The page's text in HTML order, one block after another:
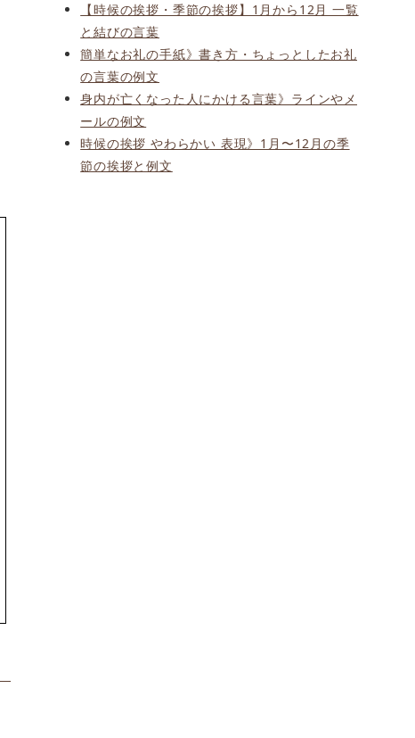
【時候の挨拶・季節の挨拶】1月から12月 一覧
と結びの言葉
簡単なお礼の手紙》書き方・ちょっとしたお礼
の言葉の例文
身内が亡くなった人にかける言葉》ラインやメ
ールの例文
時候の挨拶 やわらかい 表現》1月〜12月の季
節の挨拶と例文